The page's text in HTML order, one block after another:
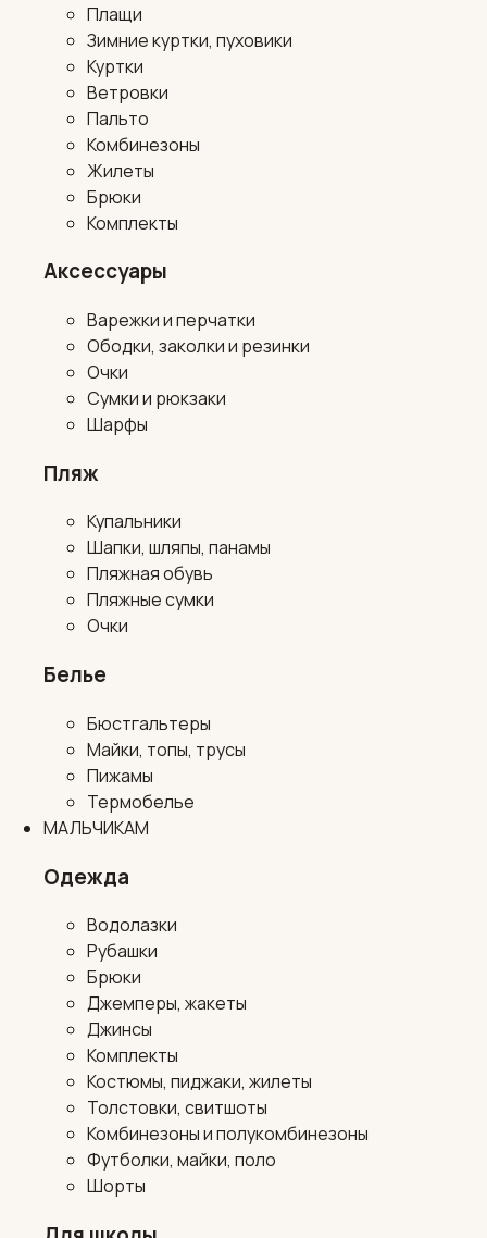
Плащи
Зимние куртки, пуховики
Куртки
Ветровки
Пальто
Комбинезоны
Жилеты
Брюки
Комплекты
Аксессуары
Варежки и перчатки
Ободки, заколки и резинки
Очки
Сумки и рюкзаки
Шарфы
Пляж
Купальники
Шапки, шляпы, панамы
Пляжная обувь
Пляжные сумки
Очки
Белье
Бюстгальтеры
Майки, топы, трусы
Пижамы
Термобелье
МАЛЬЧИКАМ
Одежда
Водолазки
Рубашки
Брюки
Джемперы, жакеты
Джинсы
Комплекты
Костюмы, пиджаки, жилеты
Толстовки, свитшоты
Комбинезоны и полукомбинезоны
Футболки, майки, поло
Шорты